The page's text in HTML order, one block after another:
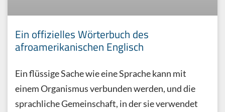
Ein offizielles Wörterbuch des
afroamerikanischen Englisch
Ein flüssige Sache wie eine Sprache kann mit
einem Organismus verbunden werden, und die
sprachliche Gemeinschaft, in der sie verwendet